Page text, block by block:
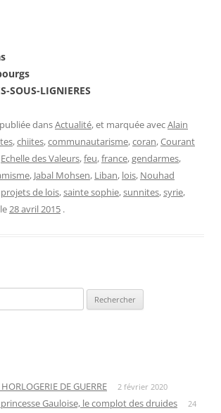
SOUS-LIGNIERES
dansActualité, et marquée avecAlain
,chiites,communautarisme,coran,Courant
Echelle des Valeurs,feu,france,gendarmes,
, Jabal Mohsen, Liban, lois, Nouhad
projets de lois,sainte sophie,sunnites,syrie,
28 avril 2015 .
DE GUERRE 2 février 2020
Gauloise, le complot des druides
24